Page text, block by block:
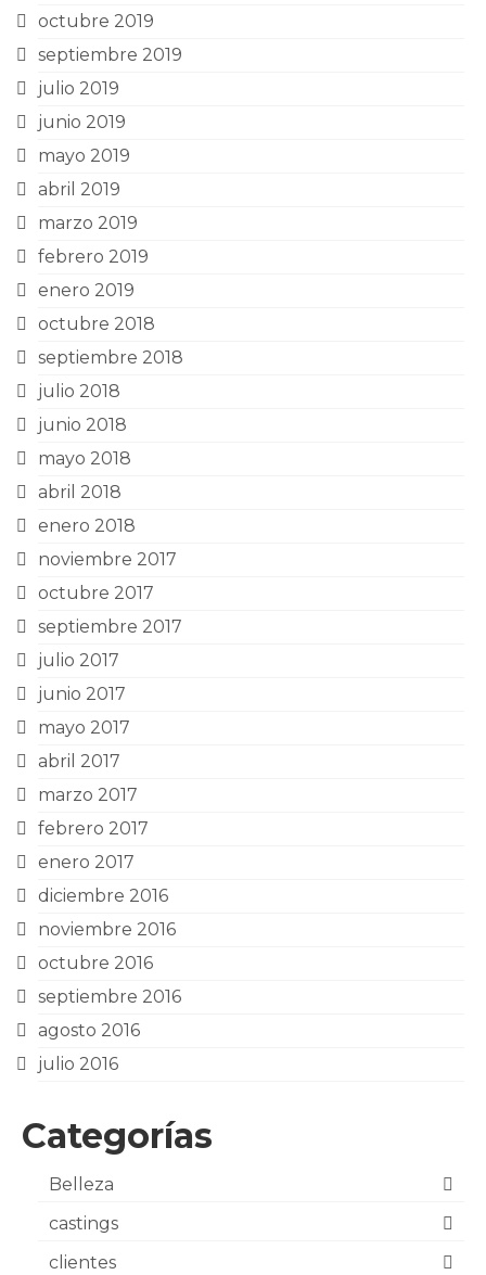
octubre 2019
septiembre 2019
julio 2019
junio 2019
mayo 2019
abril 2019
marzo 2019
febrero 2019
enero 2019
octubre 2018
septiembre 2018
julio 2018
junio 2018
mayo 2018
abril 2018
enero 2018
noviembre 2017
octubre 2017
septiembre 2017
julio 2017
junio 2017
mayo 2017
abril 2017
marzo 2017
febrero 2017
enero 2017
diciembre 2016
noviembre 2016
octubre 2016
septiembre 2016
agosto 2016
julio 2016
Categorías
Belleza
castings
clientes